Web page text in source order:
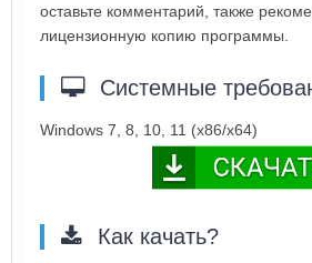
оставьте комментарий, также
лицензионную копию программы.
Системные
Windows 7, 8, 10, 11 (x86/x64)
Как качать?